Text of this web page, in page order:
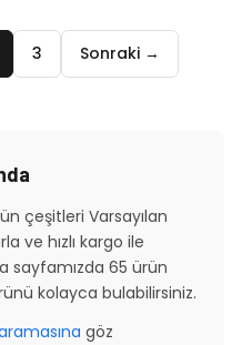
3 Sonraki →
çeşitleri Varsayılan
ve hızlı kargo ile
sayfamızda 65 ürün
kolayca bulabilirsiniz.
göz